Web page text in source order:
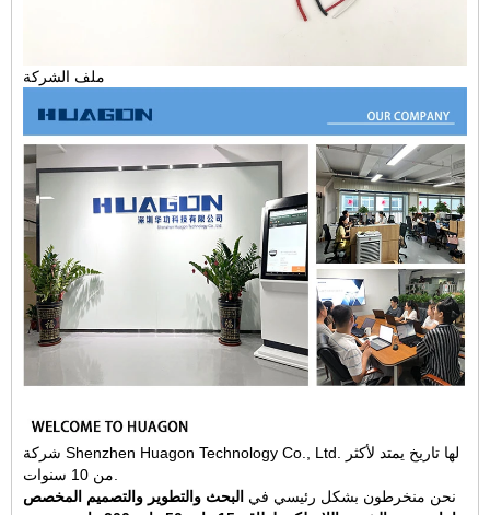
ملف الشركة
شركة Shenzhen Huagon Technology Co., Ltd. لها تاريخ يمتد لأكثر
من 10 سنوات.
نحن منخرطون بشكل رئيسي في البحث والتطوير والتصميم المخصص